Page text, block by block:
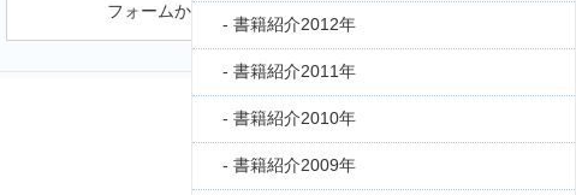
フォームから問い合わせる
書籍紹介2012年
書籍紹介2011年
書籍紹介2010年
書籍紹介2009年